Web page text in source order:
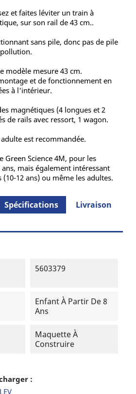
et faites léviter un train à
sur son rail de 43 cm..
sans pile, donc pas de pile
modèle mesure 43 cm.
et de fonctionnement en
à l'intérieur.
magnétiques (4 longues et 2
de rails avec ressort, 1 wagon.
est recommandée.
Green Science 4M, pour les
mais également intéressant
12 ans) ou même les adultes.
Spécifications
Livraison
5603379
Enfant À Partir De 8
Ans
Maquette À
Construire
: